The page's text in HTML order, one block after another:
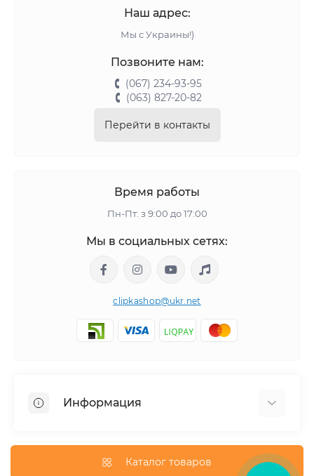
Наш адрес:
Мы с Украины!)
Позвоните нам:
(067) 234-93-95
(063) 827-20-82
Перейти в контакты
Время работы
Пн-Пт: з 9:00 до 17:00
Мы в социальных сетях:
clipkashop@ukr.net
Информация
Каталог товаров